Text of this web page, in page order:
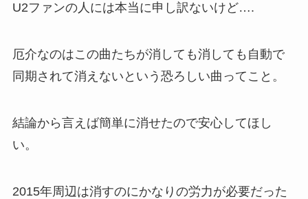
U2ファンの人には本当に申し訳ないけど….
厄介なのはこの曲たちが消しても消しても自動で
同期されて消えないという恐ろしい曲ってこと。
結論から言えば簡単に消せたので安心してほし
い。
2015年周辺は消すのにかなりの労力が必要だった